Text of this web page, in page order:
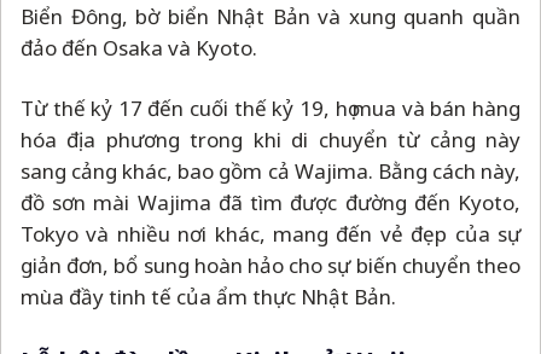
Biển Đông, bờ biển Nhật Bản và xung quanh quần
đảo đến Osaka và Kyoto.
Từ thế kỷ 17 đến cuối thế kỷ 19, họ mua và bán hàng
hóa địa phương trong khi di chuyển từ cảng này
sang cảng khác, bao gồm cả Wajima. Bằng cách này,
đồ sơn mài Wajima đã tìm được đường đến Kyoto,
Tokyo và nhiều nơi khác, mang đến vẻ đẹp của sự
giản đơn, bổ sung hoàn hảo cho sự biến chuyển theo
mùa đầy tinh tế của ẩm thực Nhật Bản.